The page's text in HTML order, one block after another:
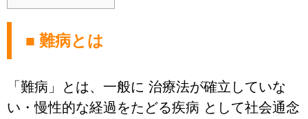
■ 難病とは
「難病」とは、一般に 治療法が確立していな
い・慢性的な経過をたどる疾病 として社会通念